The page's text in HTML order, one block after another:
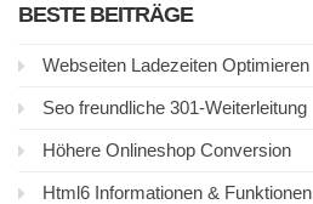
BESTE BEITRÄGE
Webseiten Ladezeiten Optimieren
Seo freundliche 301-Weiterleitung
Höhere Onlineshop Conversion
Html6 Informationen & Funktionen